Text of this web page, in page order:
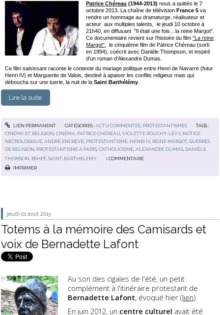
Patrice Chéreau (1944-2013)nous a quittés le 7
octobre 2013. La chaîne de télévision France 5va
rendre un hommage au dramaturge, réalisateur et
acteur aux multiples talents, le jeudi 10 octobre à
21h40, en diffusant "Il était une fois…la reine Margot".
Ce documentaire revient sur l’histoire du film"La reine
Margot" , le cinquième film de Patrice Chéreau (sorti
en 1994), coécrit avec Danièle Thompson, et inspiré
d'un roman d'Alexandre Dumas.
Ce film saisissant raconte le contexte du mariage politique entre Henri de Navarre (futur
Henri IV) et Marguerite de Valois, destiné à apaiser les conflits religieux mais qui
déboucha sur une tuerie, la nuit de la Saint Barthélémy
Lire la suite
LIEN PERMANENT CATÉGORIES :ACTU COMMENTÉE, PROTESTANTISMES
TAGS :
CINÉMA ET RELIGION,CINÉMA, PATRICE CHÉREAU,VIOLETTE ROUCHY-LÉVY, NOTICE
NÉCROLOGIQUE,ANDRÉ ENCREVÉ, PROTESTANTISME, HENRI IV, REINE MARGOT,GUERRES
DE RELIGION, PROTESTANTISME À PARIS,CATHOLICISME,ALEXANDRE DUMAS, DANIÈLE
THOMSON BSHPF,SAINT-BARTHÉLÉMY 1 COMMENTAIRE
IMPRIMER
jeudi 01 août 2013
Totems à la mémoire des Camisards et
voix de Bernadette Lafont
Au son des cigales de l'été, un petit
complément à l'itinéraire protestant de
Bernadette Lafont, évoqué hier (lien).
En juin 2012, un centre culturel avait été